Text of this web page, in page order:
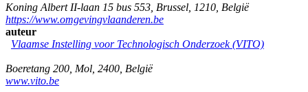
Koning Albert II-laan 15 bus 553 Brussel 1210 België
https://www.omgevingvlaanderen.be
auteur
Vlaamse Instelling voor Technologisch Onderzoek (VITO)
Boeretang 200 Mol 2400 België
www.vito.be